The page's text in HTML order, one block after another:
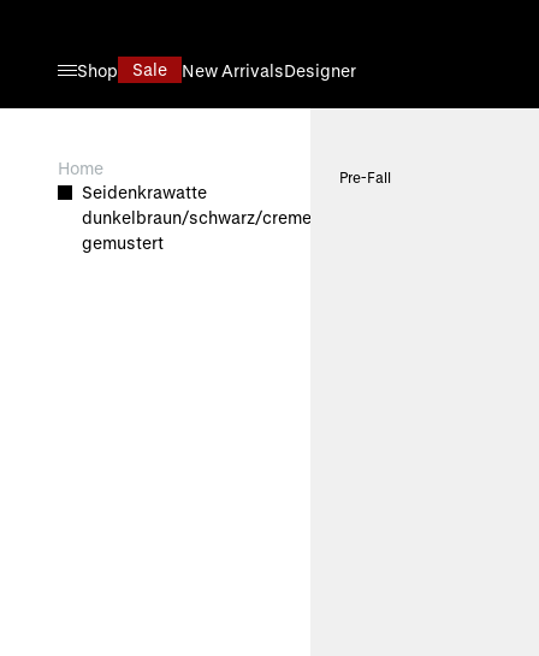
Shop
Sale New ArrivalsDesigner
Home
Seidenkrawatte
dunkelbraun/schwarz/creme
gemustert
Pre-Fall